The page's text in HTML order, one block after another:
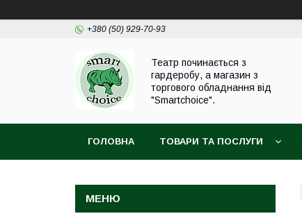
+380 (50) 929-70-93
Театр починається з
гардеробу, а магазин з
торгового обладнання від
"Smartchoice".
ГОЛОВНА ТОВАРИ ТА ПОСЛУГИ